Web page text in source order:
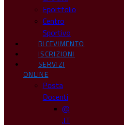
Eportfolio
Centro
Sportivo
RICEVIMENTO
ISCRIZIONI
SERVIZI
ONLINE
Posta
Docenti
@
.IT